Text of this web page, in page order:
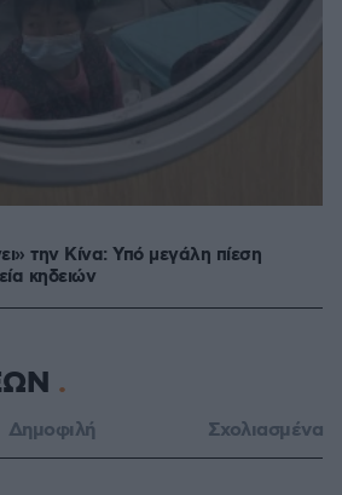
την Κίνα: Υπό μεγάλη πίεση
κηδειών
Δημοφιλή Σχολιασμένα